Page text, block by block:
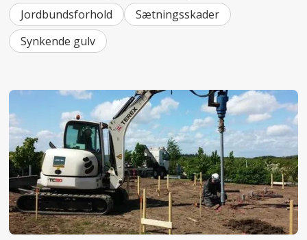
Jordbundsforhold
Sætningsskader
Synkende gulv